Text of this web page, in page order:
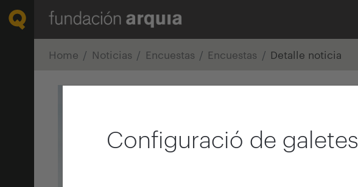
Configuració de galetes
Home Noticias Encuestas Encuestas Detalle noticia